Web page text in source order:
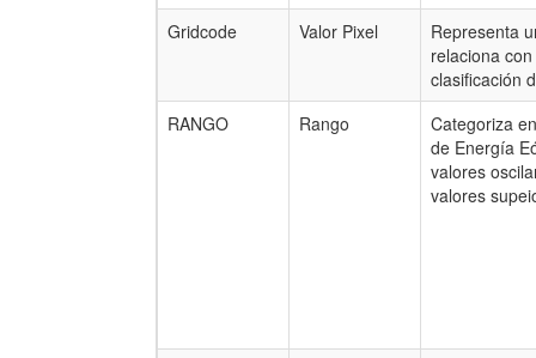
Gridcode
Valor Pixel
Representa
relaciona
clasificación
RANGO
Rango
Categoriza
de Energía
valores
valores